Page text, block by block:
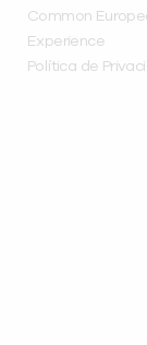
Common
Experience
Política de